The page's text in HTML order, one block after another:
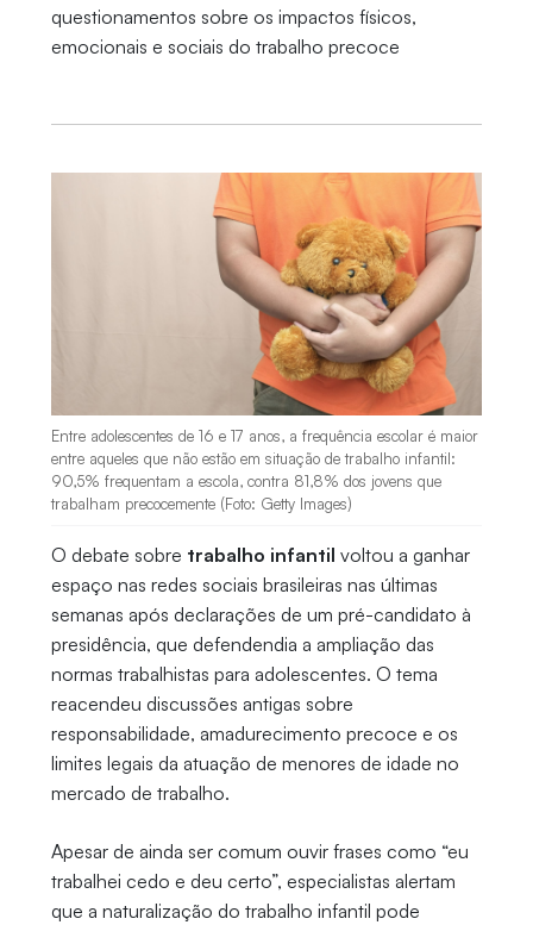
questionamentos sobre os impactos físicos,
emocionais e sociais do trabalho precoce
Entre adolescentes de 16 e 17 anos, a frequência escolar é maior
entre aqueles que não estão em situação de trabalho infantil:
90,5% frequentam a escola, contra 81,8% dos jovens que
trabalham precocemente (Foto: Getty Images)
O debate sobre trabalho infantil voltou a ganhar
espaço nas redes sociais brasileiras nas últimas
semanas após declarações de um pré-candidato à
presidência, que defendendia a ampliação das
normas trabalhistas para adolescentes. O tema
reacendeu discussões antigas sobre
responsabilidade, amadurecimento precoce e os
limites legais da atuação de menores de idade no
mercado de trabalho.
Apesar de ainda ser comum ouvir frases como “eu
trabalhei cedo e deu certo”, especialistas alertam
que a naturalização do trabalho infantil pode